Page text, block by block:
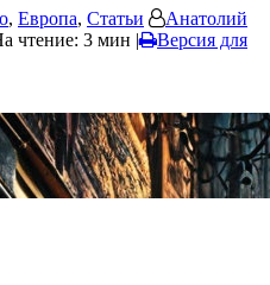
, Европа, Статьи
Анатолий
чтение: 3 мин |
Версия для